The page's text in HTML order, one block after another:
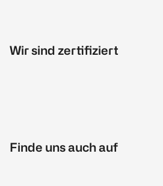
Wir sind zertifiziert
Finde uns auch auf